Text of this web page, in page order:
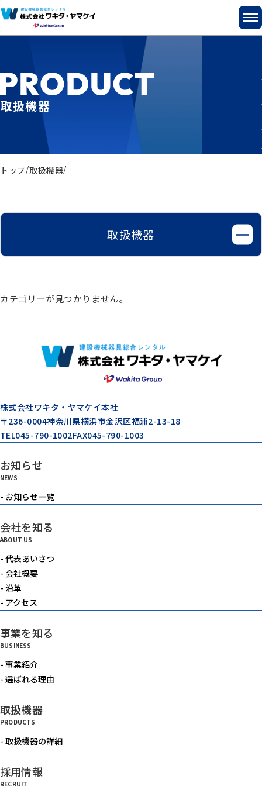
取扱機器
トップ 取扱機器
取扱機器
エアードライヤー
ゼネレータ（発電機）
モルタル注入機器
電動機器
送風機・集塵機・掃除機
水中ポンプ
重機
ベルトコンベアー
カテゴリーが見つかりません。
株式会社ワキタ・ヤマケイ本社
〒236-0004神奈川県横浜市金沢区福浦2-13-18
TEL045-790-1002FAX045-790-1003
お知らせ
NEWS
- お知らせ一覧
会社を知る
ABOUT US
- 代表あいさつ
- 会社概要
- 沿革
- アクセス
事業を知る
BUSINESS
- 事業紹介
- 選ばれる理由
取扱機器
PRODUCTS
- 取扱機器の詳細
採用情報
RECRUIT